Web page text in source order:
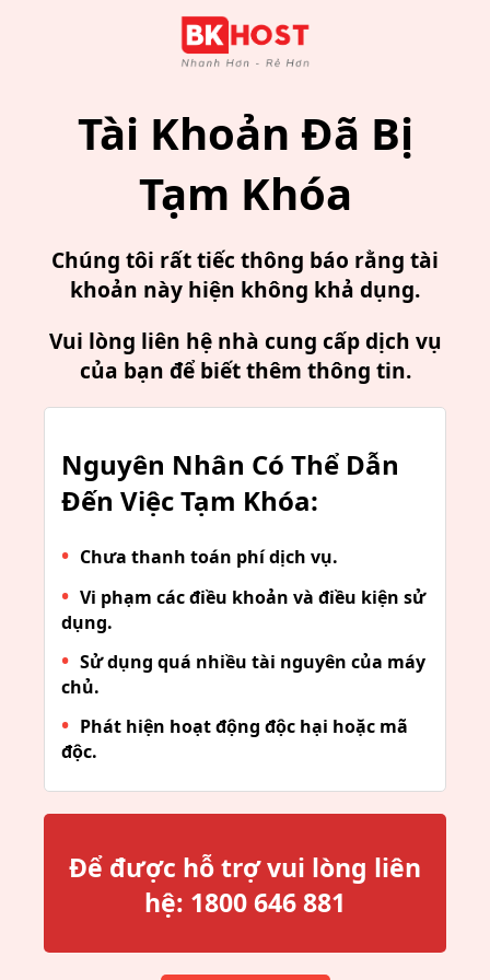
Tài Khoản Đã Bị
Tạm Khóa
Chúng tôi rất tiếc thông báo rằng tài
khoản này hiện không khả dụng.
Vui lòng liên hệ nhà cung cấp dịch vụ
của bạn để biết thêm thông tin.
Nguyên Nhân Có Thể Dẫn
Đến Việc Tạm Khóa:
Chưa thanh toán phí dịch vụ.
Vi phạm các điều khoản và điều kiện sử
dụng.
Sử dụng quá nhiều tài nguyên của máy
chủ.
Phát hiện hoạt động độc hại hoặc mã
độc.
Để được hỗ trợ vui lòng liên
hệ: 1800 646 881